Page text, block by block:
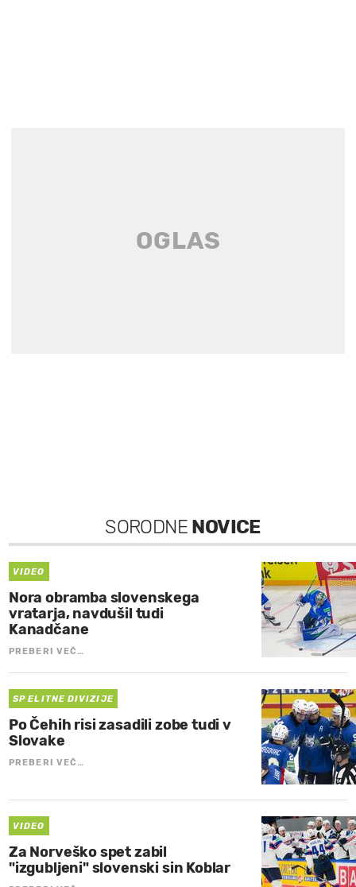
SORODNE NOVICE
VIDEO
Nora obramba slovenskega
vratarja, navdušil tudi
Kanadčane
PREBERI VEČ…
SP ELITNE DIVIZIJE
Po Čehih risi zasadili zobe tudi v
Slovake
PREBERI VEČ…
VIDEO
Za Norveško spet zabil
"izgubljeni" slovenski sin Koblar